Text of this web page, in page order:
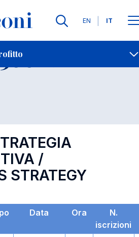
Lingue
EN IT
Contatti
Open
/
STRATEGY
Data Ora
N.
iscrizioni